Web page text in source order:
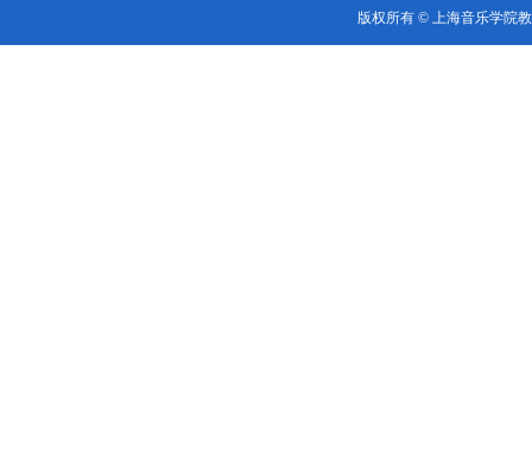
版权所有 © 上海音乐学院